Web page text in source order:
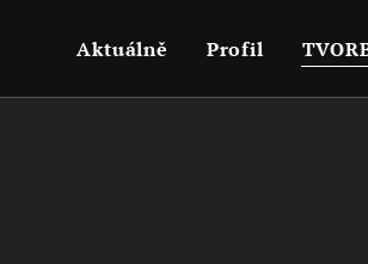
Aktuálně Profil